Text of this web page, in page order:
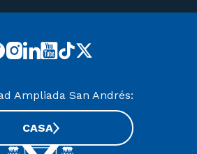
Ampliada San Andrés:
CASA